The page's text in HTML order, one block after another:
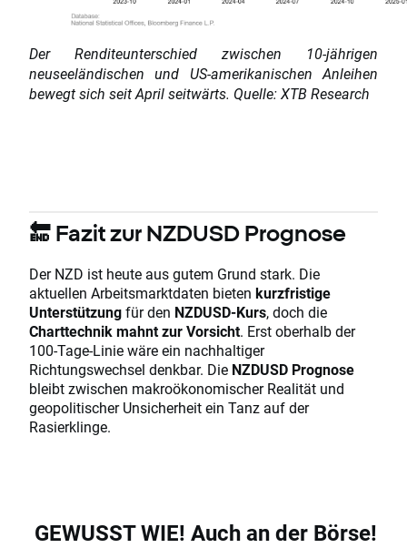
Der Renditeunterschied zwischen 10-jährigen
neuseeländischen und US-amerikanischen Anleihen
bewegt sich seit April seitwärts. Quelle: XTB Research
🔚 Fazit zur NZDUSD Prognose
Der NZD ist heute aus gutem Grund stark. Die
aktuellen Arbeitsmarktdaten bieten kurzfristige
Unterstützungfür den NZDUSD-Kurs, doch die
Charttechnik mahnt zur Vorsicht. Erst oberhalb der
100-Tage-Linie wäre ein nachhaltiger
Richtungswechsel denkbar. Die NZDUSD Prognose
bleibt zwischen makroökonomischer Realität und
geopolitischer Unsicherheit ein Tanz auf der
Rasierklinge.
GEWUSST WIE! Auch an der Börse!